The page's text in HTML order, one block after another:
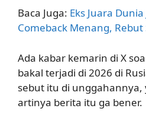
Baca Juga: Eks Juara
Comeback Menang, Rebut
Ada kabar kemarin di X
bakal terjadi di 2026 di
sebut itu di
artinya berita itu ga bener.